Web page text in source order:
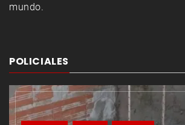
mundo.
POLICIALES